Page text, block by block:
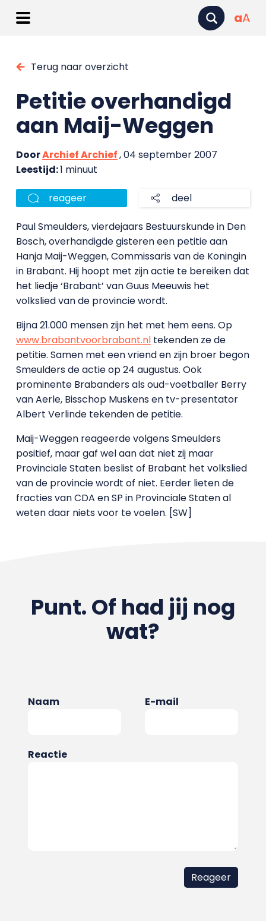
aA
Terug naar overzicht
Petitie overhandigd
aan Maij-Weggen
DoorArchief Archief, 04 september 2007
Leestijd:1 minuut
reageer deel
Paul Smeulders, vierdejaars Bestuurskunde in Den
Bosch, overhandigde gisteren een petitie aan
Hanja Maij-Weggen, Commissaris van de Koningin
in Brabant. Hij hoopt met zijn actie te bereiken dat
het liedje ‘Brabant’ van Guus Meeuwis het
volkslied van de provincie wordt.
Bijna 21.000 mensen zijn het met hem eens. Op
www.brabantvoorbrabant.nltekenden ze de
petitie. Samen met een vriend en zijn broer begon
Smeulders de actie op 24 augustus. Ook
prominente Brabanders als oud-voetballer Berry
van Aerle, Bisschop Muskens en tv-presentator
Albert Verlinde tekenden de petitie.
Maij-Weggen reageerde volgens Smeulders
positief, maar gaf wel aan dat niet zij maar
Provinciale Staten beslist of Brabant het volkslied
van de provincie wordt of niet. Eerder lieten de
fracties van CDA en SP in Provinciale Staten al
weten daar niets voor te voelen. [SW]
Punt. Of had jij nog
wat?
Naam E-mail
Reactie